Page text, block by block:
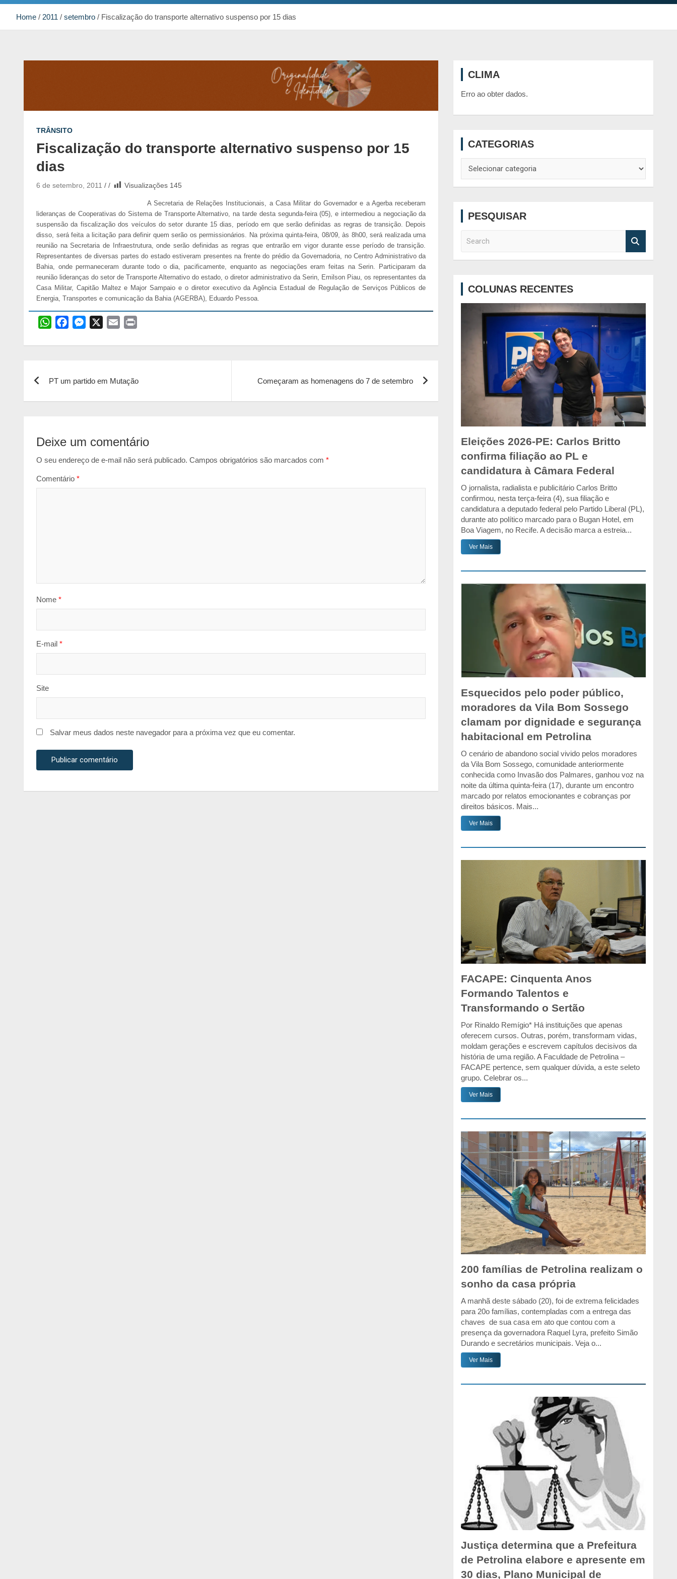
Home 2011 setembro Fiscalização do transporte alternativo suspenso por 15 dias
TRÂNSITO
Fiscalização do transporte alternativo suspenso por 15
dias
6 de setembro, 2011 Visualizações 145
A Secretaria de Relações Institucionais, a Casa Militar do Governador e a Agerba receberam
lideranças de Cooperativas do Sistema de Transporte Alternativo, na tarde desta segunda-feira (05), e intermediou a negociação da
suspensão da fiscalização dos veículos do setor durante 15 dias, período em que serão definidas as regras de transição. Depois
disso, será feita a licitação para definir quem serão os permissionários. Na próxima quinta-feira, 08/09, às 8h00, será realizada uma
reunião na Secretaria de Infraestrutura, onde serão definidas as regras que entrarão em vigor durante esse período de transição.
Representantes de diversas partes do estado estiveram presentes na frente do prédio da Governadoria, no Centro Administrativo da
Bahia, onde permaneceram durante todo o dia, pacificamente, enquanto as negociações eram feitas na Serin. Participaram da
reunião lideranças do setor de Transporte Alternativo do estado, o diretor administrativo da Serin, Emilson Piau, os representantes da
Casa Militar, Capitão Maltez e Major Sampaio e o diretor executivo da Agência Estadual de Regulação de Serviços Públicos de
Energia, Transportes e comunicação da Bahia (AGERBA), Eduardo Pessoa.
W
a
p
c
o
s
g
a
i
PT um partido em Mutação Começaram as homenagens do 7 de setembro
Deixe um comentário
O seu endereço de e-mail não será publicado. Campos obrigatórios são marcados com *
Comentário *
Nome *
E-mail *
Site
Salvar meus dados neste navegador para a próxima vez que eu comentar.
CLIMA
Erro ao obter dados.
CATEGORIAS
PESQUISAR
COLUNAS RECENTES
Eleições 2026-PE: Carlos Britto
confirma filiação ao PL e
candidatura à Câmara Federal
O jornalista, radialista e publicitário Carlos Britto
confirmou, nesta terça-feira (4), sua filiação e
candidatura a deputado federal pelo Partido Liberal (PL),
durante ato político marcado para o Bugan Hotel, em
Boa Viagem, no Recife. A decisão marca a estreia...
Ver Mais
Esquecidos pelo poder público,
moradores da Vila Bom Sossego
clamam por dignidade e segurança
habitacional em Petrolina
O cenário de abandono social vivido pelos moradores
da Vila Bom Sossego, comunidade anteriormente
conhecida como Invasão dos Palmares, ganhou voz na
noite da última quinta-feira (17), durante um encontro
marcado por relatos emocionantes e cobranças por
direitos básicos. Mais...
Ver Mais
FACAPE: Cinquenta Anos
Formando Talentos e
Transformando o Sertão
Por Rinaldo Remígio* Há instituições que apenas
oferecem cursos. Outras, porém, transformam vidas,
moldam gerações e escrevem capítulos decisivos da
história de uma região. A Faculdade de Petrolina –
FACAPE pertence, sem qualquer dúvida, a este seleto
grupo. Celebrar os...
Ver Mais
200 famílias de Petrolina realizam o
sonho da casa própria
A manhã deste sábado (20), foi de extrema felicidades
para 20o famílias, contempladas com a entrega das
chaves de sua casa em ato que contou com a
presença da governadora Raquel Lyra, prefeito Simão
Durando e secretários municipais. Veja o...
Ver Mais
Justiça determina que a Prefeitura
de Petrolina elabore e apresente em
30 dias, Plano Municipal de